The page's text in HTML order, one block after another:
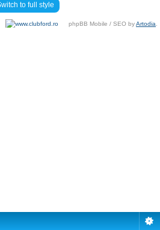
to full style
phpBB Mobile / SEO byArtodia